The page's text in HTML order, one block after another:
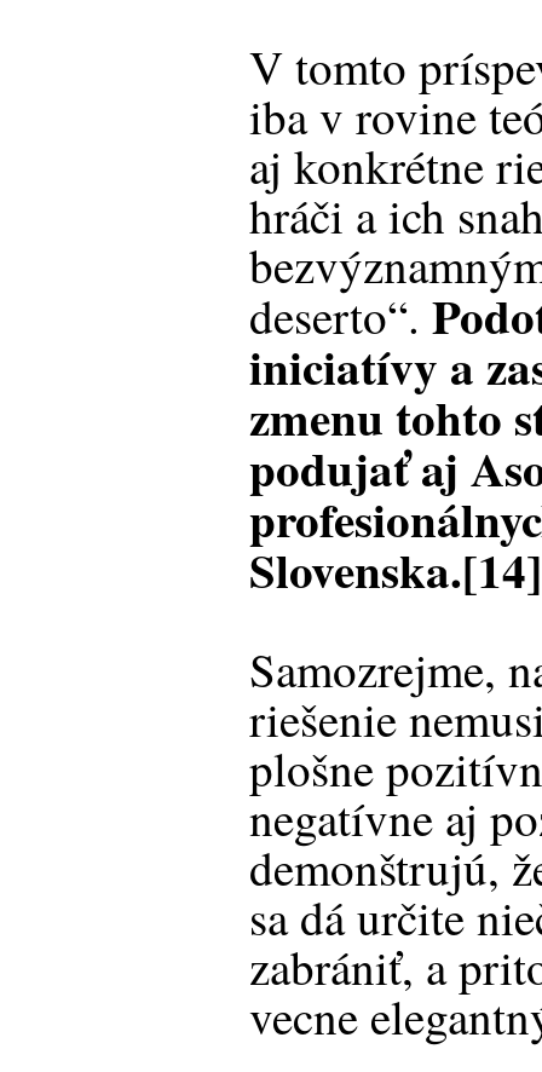
V tomto
iba v rovine
aj konkrétne
hráči a ich
deserto“.
iniciatívy a
zmenu tohto
podujať aj
Slovenska.[14]
Samozrejme,
riešenie
plošne
negatívne aj
demonštrujú,
sa dá určite
zabrániť, a
vecne